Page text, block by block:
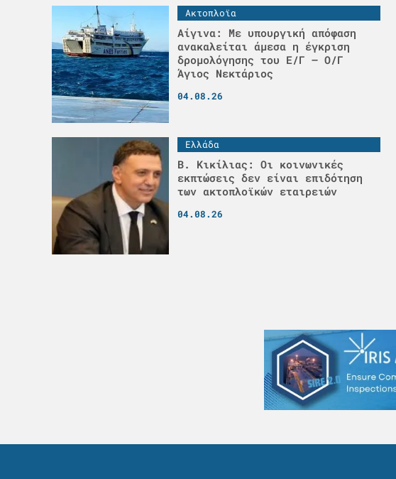
Ακτοπλοϊα
Αίγινα: Με υπουργική απόφαση
ανακαλείται άμεσα η έγκριση
δρομολόγησης του Ε/Γ – Ο/Γ
Άγιος Νεκτάριος
04.08.26
Ελλάδα
Β. Κικίλιας: Οι κοινωνικές
εκπτώσεις δεν είναι επιδότηση
των ακτοπλοϊκών εταιρειών
04.08.26